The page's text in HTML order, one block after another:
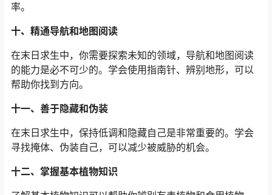
率。
十、精通导航和地图阅读
在末日求生中，你需要探索未知的领域，导航和地图阅读
的能力是必不可少的。学会使用指南针、辨别地形，可以
帮助你找到方向。
十一、善于隐藏和伪装
在末日求生中，保持低调和隐藏自己是非常重要的。学会
寻找掩体、伪装自己，可以减少被威胁的机会。
十二、掌握基本植物知识